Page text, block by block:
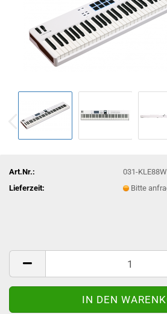
Art.Nr.:
031-KLE88W
Lieferzeit:
Bitte